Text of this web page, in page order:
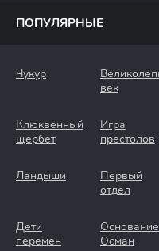
ПОПУЛЯРНЫЕ
Чукур
век
Клюквенный
щербет
Игра
престолов
Ландыши
Первый
отдел
Дети
перемен
Осман